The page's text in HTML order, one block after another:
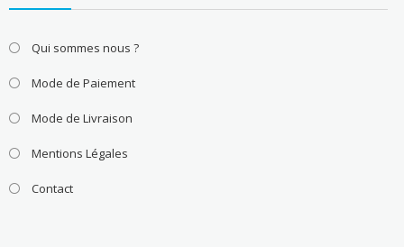
Qui sommes nous ?
Mode de Paiement
Mode de Livraison
Mentions Légales
Contact